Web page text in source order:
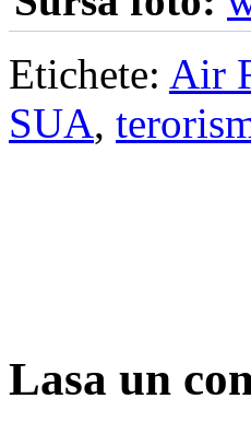
Etichete: Air
SUA,
Lasa un